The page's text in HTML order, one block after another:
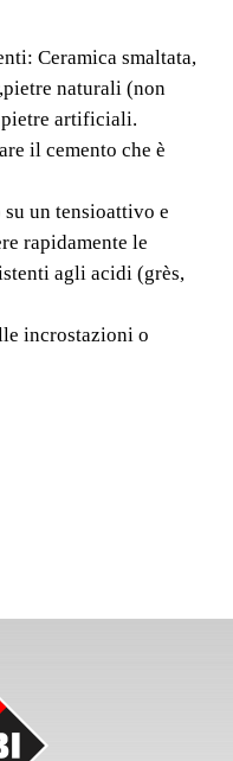
naturali (non
artificiali.
Ceramica smaltata,
naturali (non
artificiali.
il cemento che è
un tensioattivo e
rapidamente le
agli acidi (grès,
incrostazioni o